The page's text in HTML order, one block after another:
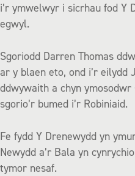
i’r ymwelwyr i sicrhau fod Y
egwyl.
Sgoriodd Darren Thomas
ar y blaen eto, ond i’r eilydd
ddwywaith a chyn
sgorio’r bumed i’r Robiniaid.
Fe fydd Y Drenewydd yn
Newydd a’r Bala yn
tymor nesaf.